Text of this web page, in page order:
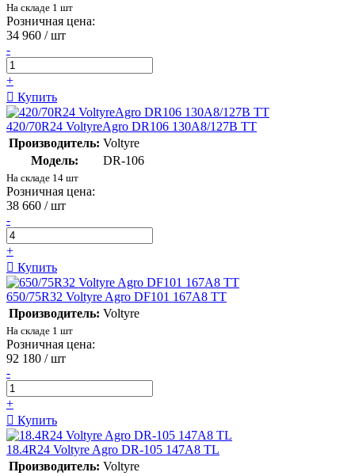
На складе 1 шт
Розничная цена:
34 960 / шт
-
+
Купить
420/70R24 VoltyreAgro DR106 130А8/127В TT
Производитель: Voltyre
Модель:
DR-106
На складе 14 шт
Розничная цена:
38 660 / шт
-
+
Купить
650/75R32 Voltyre Agro DF101 167A8 TT
Производитель: Voltyre
На складе 1 шт
Розничная цена:
92 180 / шт
-
+
Купить
18.4R24 Voltyre Agro DR-105 147А8 TL
Производитель: Voltyre